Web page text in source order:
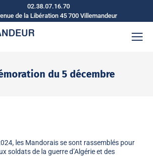
02.38.07.16.70
de la Libération 45 700 Villemandeur
du 5 décembre
les Mandorais se sont rassemblés pour
soldats de la guerre d’Algérie et des